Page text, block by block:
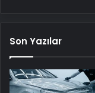
Son Yazılar